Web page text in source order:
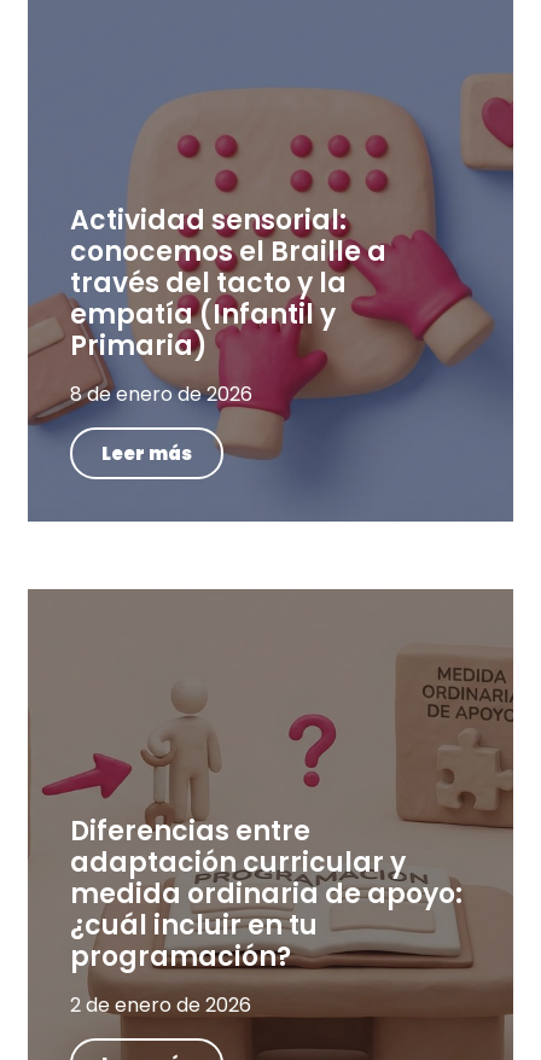
Actividad sensorial:
conocemos el Braille a
través del tacto y la
empatía (Infantil y
Primaria)
8 de enero de 2026
Leer más
Diferencias entre
adaptación curricular y
medida ordinaria de apoyo:
¿cuál incluir en tu
programación?
2 de enero de 2026